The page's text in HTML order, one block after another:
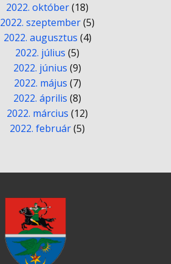
2022. október(18)
2022. szeptember(5)
2022. augusztus (4)
2022. július (5)
2022. június (9)
2022. május (7)
2022. április (8)
2022. március (12)
2022. február(5)